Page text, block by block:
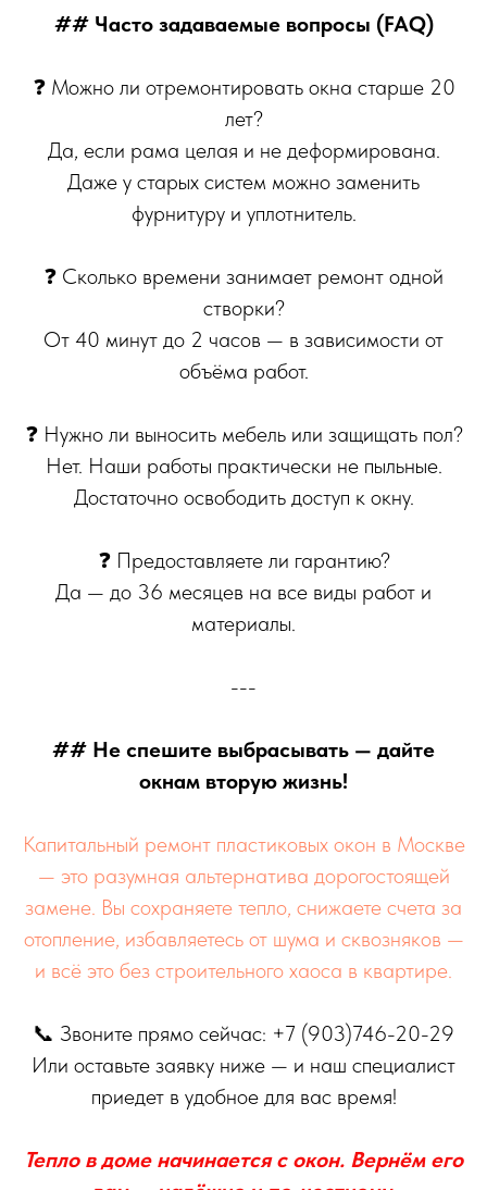
## Часто задаваемые вопросы (FAQ)
❓ Можно ли отремонтировать окна старше 20
лет?
Да, если рама целая и не деформирована.
Даже у старых систем можно заменить
фурнитуру и уплотнитель.
❓ Сколько времени занимает ремонт одной
створки?
От 40 минут до 2 часов — в зависимости от
объёма работ.
❓ Нужно ли выносить мебель или защищать пол?
Нет. Наши работы практически не пыльные.
Достаточно освободить доступ к окну.
❓ Предоставляете ли гарантию?
Да — до 36 месяцев на все виды работ и
материалы.
---
## Не спешите выбрасывать — дайте
окнам вторую жизнь!
Капитальный ремонт пластиковых окон в Москве
— это разумная альтернатива дорогостоящей
замене. Вы сохраняете тепло, снижаете счета за
отопление, избавляетесь от шума и сквозняков —
и всё это без строительного хаоса в квартире.
📞 Звоните прямо сейчас: +7 (903)746-20-29
Или оставьте заявку ниже — и наш специалист
приедет в удобное для вас время!
Тепло в доме начинается с окон. Вернём его